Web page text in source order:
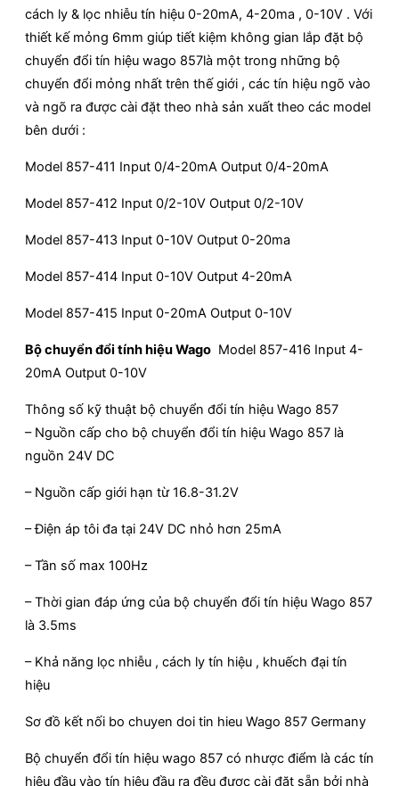
cách ly & lọc nhiễu tín hiệu 0-20mA, 4-20ma , 0-10V . Với
thiết kế mỏng 6mm giúp tiết kiệm không gian lắp đặt bộ
chuyển đổi tín hiệu wago 857là một trong những bộ
chuyển đổi mỏng nhất trên thế giới , các tín hiệu ngõ vào
và ngõ ra được cài đặt theo nhà sản xuất theo các model
bên dưới :
Model 857-411 Input 0/4-20mA Output 0/4-20mA
Model 857-412 Input 0/2-10V Output 0/2-10V
Model 857-413 Input 0-10V Output 0-20ma
Model 857-414 Input 0-10V Output 4-20mA
Model 857-415 Input 0-20mA Output 0-10V
Bộ chuyển đổi tính hiệu Wago Model 857-416 Input 4-
20mA Output 0-10V
Thông số kỹ thuật bộ chuyển đổi tín hiệu Wago 857
– Nguồn cấp cho bộ chuyển đổi tín hiệu Wago 857 là
nguồn 24V DC
– Nguồn cấp giới hạn từ 16.8-31.2V
– Điện áp tôi đa tại 24V DC nhỏ hơn 25mA
– Tần số max 100Hz
– Thời gian đáp ứng của bộ chuyển đổi tín hiệu Wago 857
là 3.5ms
– Khả năng lọc nhiễu , cách ly tín hiệu , khuếch đại tín
hiệu
Sơ đồ kết nối bo chuyen doi tin hieu Wago 857 Germany
Bộ chuyển đổi tín hiệu wago 857 có nhược điểm là các tín
hiệu đầu vào tín hiệu đầu ra đều được cài đặt sẵn bởi nhà